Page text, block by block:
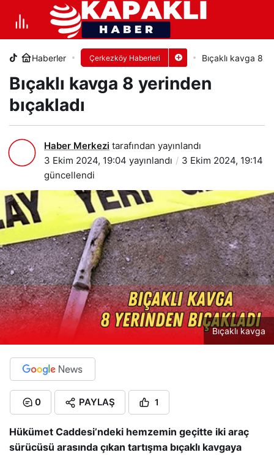
Haberler Çerkezköy Haberleri Bıçaklı kavga 8
Bıçaklı kavga 8 yerinden
bıçakladı
Haber Merkezi tarafından yayınlandı
3 Ekim 2024, 19:04 yayınlandı
3 Ekim 2024, 19:14
güncellendi
Bıçaklı kavga
0 PAYLAŞ 1
Hükümet Caddesi’ndeki hemzemin geçitte iki araç
sürücüsü arasında çıkan tartışma bıçaklı kavgaya
Bıçaklı kavga 8 yerinden bıçakladı
0